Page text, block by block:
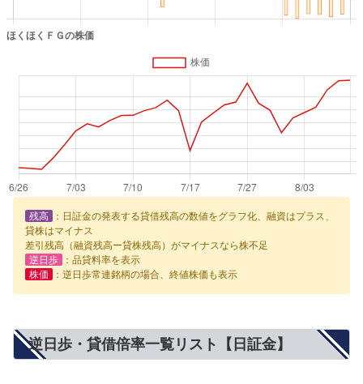
残高
：日証金の発表する貸借残高の数値をグラフ化、融資はプラス、
貸株はマイナス
差引残高（融資残高ー貸株残高）がマイナスなら株不足
逆日歩
：品貸料率を表示
株価
：逆日歩常連銘柄の場合、終値株価も表示
逆日歩・貸借倍率一覧リスト【日証金】